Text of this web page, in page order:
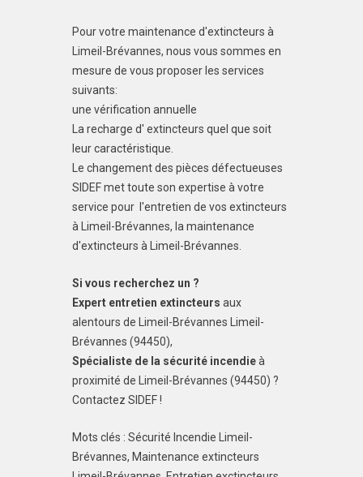
Pour votre maintenance d'extincteurs à
Limeil-Brévannes, nous vous sommes en
mesure de vous proposer les services
suivants:
une vérification annuelle
La recharge d' extincteurs quel que soit
leur caractéristique.
Le changement des pièces défectueuses
SIDEF met toute son expertise à votre
service pour l'entretien de vos extincteurs
à Limeil-Brévannes, la maintenance
d'extincteurs à Limeil-Brévannes.
Si vous recherchez un ?
Expert entretien extincteurs aux
alentours de Limeil-Brévannes Limeil-
Brévannes (94450),
Spécialiste de la sécurité incendieà
proximité de Limeil-Brévannes (94450) ?
Contactez SIDEF !
Mots clés : Sécurité Incendie Limeil-
Brévannes, Maintenance extincteurs